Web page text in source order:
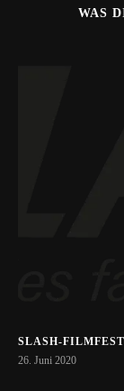
WAS
SLASH-
26. Juni 2020